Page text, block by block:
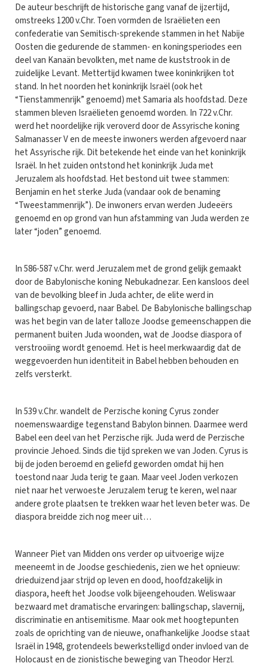
De auteur beschrijft de historische gang vanaf de ijzertijd,
omstreeks 1200 v.Chr. Toen vormden de Israëlieten een
confederatie van Semitisch-sprekende stammen in het Nabije
Oosten die gedurende de stammen- en koningsperiodes een
deel van Kanaän bevolkten, met name de kuststrook in de
zuidelijke Levant. Mettertijd kwamen twee koninkrijken tot
stand. In het noorden het koninkrijk Israël (ook het
“Tienstammenrijk” genoemd) met Samaria als hoofdstad. Deze
stammen bleven Israëlieten genoemd worden. In 722 v.Chr.
werd het noordelijke rijk veroverd door de Assyrische koning
Salmanasser V en de meeste inwoners werden afgevoerd naar
het Assyrische rijk. Dit betekende het einde van het koninkrijk
Israël. In het zuiden ontstond het koninkrijk Juda met
Jeruzalem als hoofdstad. Het bestond uit twee stammen:
Benjamin en het sterke Juda (vandaar ook de benaming
“Tweestammenrijk”). De inwoners ervan werden Judeeërs
genoemd en op grond van hun afstamming van Juda werden ze
later “joden” genoemd.
In 586-587 v.Chr. werd Jeruzalem met de grond gelijk gemaakt
door de Babylonische koning Nebukadnezar. Een kansloos deel
van de bevolking bleef in Juda achter, de elite werd in
ballingschap gevoerd, naar Babel. De Babylonische ballingschap
was het begin van de later talloze Joodse gemeenschappen die
permanent buiten Juda woonden, wat de Joodse diaspora of
verstrooiing wordt genoemd. Het is heel merkwaardig dat de
weggevoerden hun identiteit in Babel hebben behouden en
zelfs versterkt.
In 539 v.Chr. wandelt de Perzische koning Cyrus zonder
noemenswaardige tegenstand Babylon binnen. Daarmee werd
Babel een deel van het Perzische rijk. Juda werd de Perzische
provincie Jehoed. Sinds die tijd spreken we van Joden. Cyrus is
bij de joden beroemd en geliefd geworden omdat hij hen
toestond naar Juda terig te gaan. Maar veel Joden verkozen
niet naar het verwoeste Jeruzalem terug te keren, wel naar
andere grote plaatsen te trekken waar het leven beter was. De
diaspora breidde zich nog meer uit…
Wanneer Piet van Midden ons verder op uitvoerige wijze
meeneemt in de Joodse geschiedenis, zien we het opnieuw:
drieduizend jaar strijd op leven en dood, hoofdzakelijk in
diaspora, heeft het Joodse volk bijeengehouden. Weliswaar
bezwaard met dramatische ervaringen: ballingschap, slavernij,
discriminatie en antisemitisme. Maar ook met hoogtepunten
zoals de oprichting van de nieuwe, onafhankelijke Joodse staat
Israël in 1948, grotendeels bewerkstelligd onder invloed van de
Holocaust en de zionistische beweging van Theodor Herzl.